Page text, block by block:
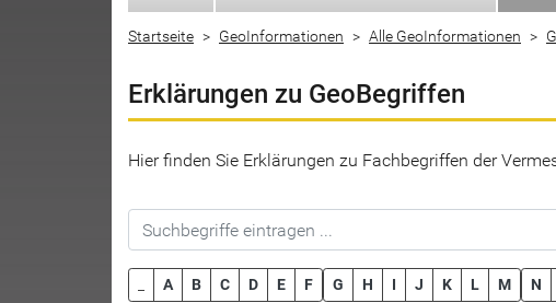
Startseite GeoInformationen Alle GeoInformationen
Erklärungen zu GeoBegriffen
Hier finden Sie Erklärungen zu Fachbegriffen der
A B C D E F G H I J K L M N